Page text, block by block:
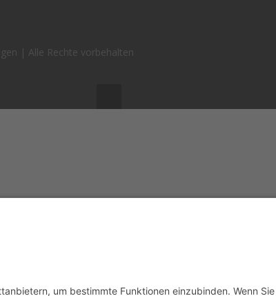
| Alle Rechte vorbehalten